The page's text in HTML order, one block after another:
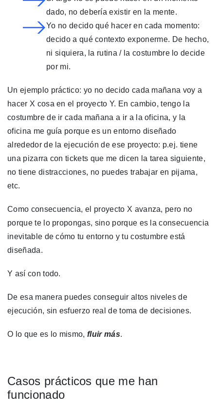
dado, no debería existir en la mente.
Yo no decido qué hacer en cada momento:
decido a qué contexto exponerme. De hecho,
ni siquiera, la rutina / la costumbre lo decide
por mi.
Un ejemplo práctico: yo no decido cada mañana voy a
hacer X cosa en el proyecto Y. En cambio, tengo la
costumbre de ir cada mañana a ir a la oficina, y la
oficina me guía porque es un entorno diseñado
alrededor de la ejecución de ese proyecto: p.ej. tiene
una pizarra con tickets que me dicen la tarea siguiente,
no tiene distracciones, no puedes trabajar en pijama,
etc.
Como consecuencia, el proyecto X avanza, pero no
porque te lo propongas, sino porque es la consecuencia
inevitable de cómo tu entorno y tu costumbre está
diseñada.
Y así con todo.
De esa manera puedes conseguir altos niveles de
ejecución, sin esfuerzo real de toma de decisiones.
O lo que es lo mismo,fluir más.
Casos prácticos que me han
funcionado